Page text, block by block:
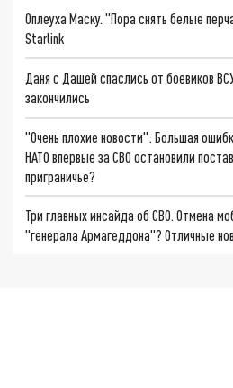
Оплеуха Маску. "Пора снять белые
Starlink
Даня с Дашей спаслись от боевиков
закончились
"Очень плохие новости": Большая
НАТО впервые за СВО остановили
приграничье?
Три главных инсайда об СВО. Отмена
"генерала Армагеддона"? Отличные